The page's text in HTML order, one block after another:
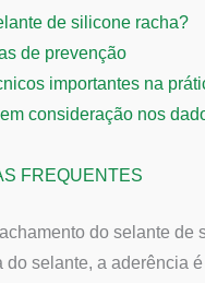
de silicone racha?
de prevenção
importantes na
consideração nos
FREQUENTES
do selante de
selante, a aderência